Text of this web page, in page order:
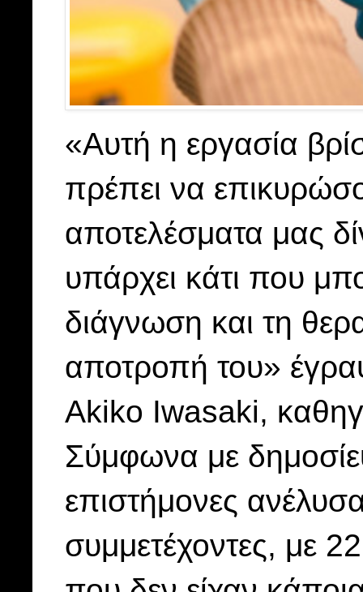
«Αυτή η εργασία
πρέπει να
αποτελέσματα μας
υπάρχει κάτι που
διάγνωση και τη
αποτροπή του»
Akiko Iwasaki,
Σύμφωνα με
επιστήμονες
συμμετέχοντες, με